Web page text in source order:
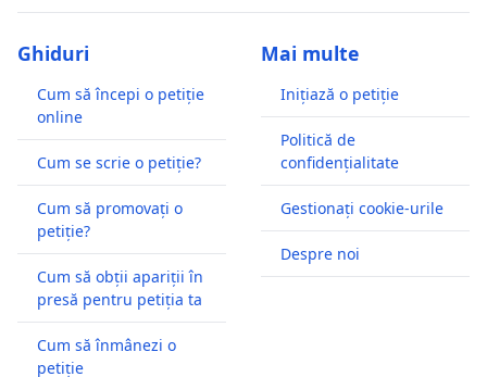
Ghiduri
Cum să începi o petiție
online
Cum se scrie o petiție?
Cum să promovați o
petiție?
Cum să obții apariții în
presă pentru petiția ta
Cum să înmânezi o
petiție
Mai multe
Inițiază o petiție
Politică de
confidențialitate
Gestionați cookie-urile
Despre noi